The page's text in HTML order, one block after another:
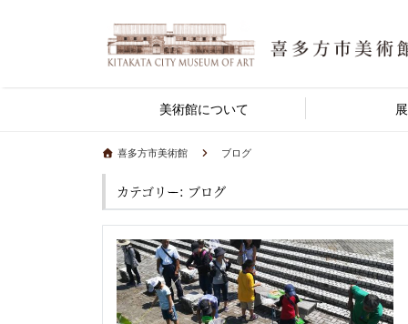
美術館について
喜多方市美術館 ブログ
カテゴリー: ブログ